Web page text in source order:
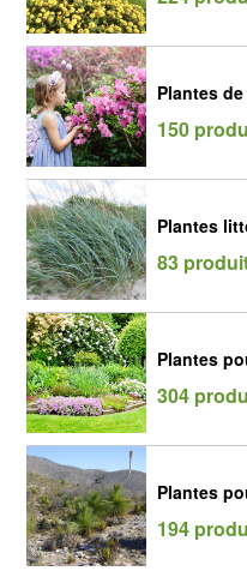
Plantes
150
Plantes
83
Plantes
304
Plantes
194